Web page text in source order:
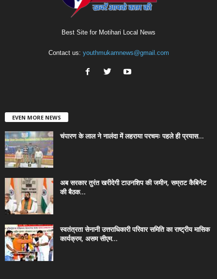
Best Site for Motihari Local News
Contact us: youthmukamnews@gmail.com
EVEN MORE NEWS
चंपारण के लाल ने नालंदा में लहराया परचमः पहले ही प्रयास...
अब सरकार तुरंत खरीदेगी टाउनशिप की जमीन, सम्राट कैबिनेट
की बैठक...
स्वतंत्रता सेनानी उत्तराधिकारी परिवार समिति का राष्ट्रीय मासिक
कार्यक्रम, असम सीएम...